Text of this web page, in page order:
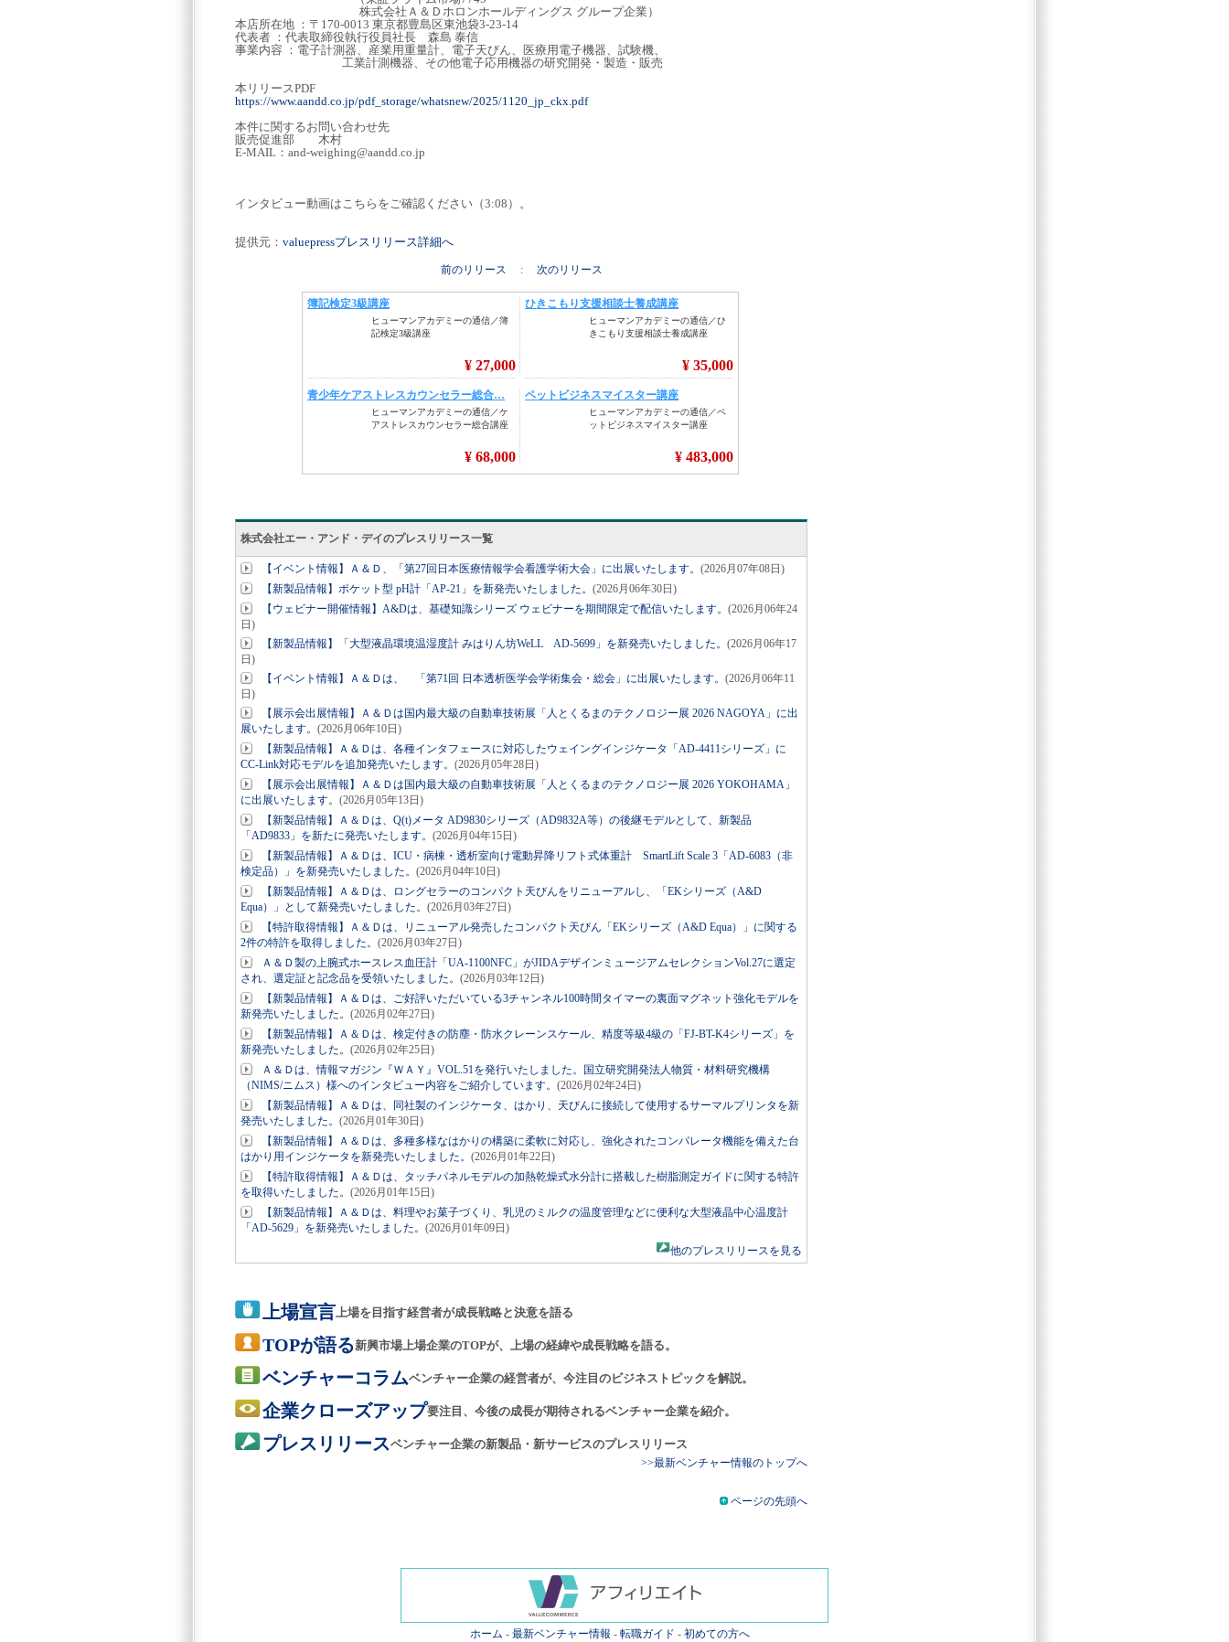
株式会社Ａ＆Ｄホロンホールディングス グループ企業）
本店所在地 ：〒170-0013 東京都豊島区東池袋3-23-14
代表者 ：代表取締役執行役員社長 森島 泰信
事業内容 ：電子計測器、産業用重量計、電子天びん、医療用電子機器、試験機、
工業計測機器、その他電子応用機器の研究開発・製造・販売
本リリースPDF
https://www.aandd.co.jp/pdf_storage/whatsnew/2025/1120_jp_ckx.pdf
本件に関するお問い合わせ先
販売促進部 木村
E-MAIL：and-weighing@aandd.co.jp
インタビュー動画はこちらをご確認ください（3:08）。
提供元： valuepressプレスリリース詳細へ
前のリリース : 次のリリース
株式会社エー・アンド・デイのプレスリリース一覧
【イベント情報】Ａ＆Ｄ、「第27回日本医療情報学会看護学術大会」に出展いたします。 (2026月07年08日)
【新製品情報】ポケット型 pH計「AP-21」を新発売いたしました。 (2026月06年30日)
【ウェビナー開催情報】A&Dは、基礎知識シリーズ ウェビナーを期間限定で配信いたします。 (2026月06年24
日)
【新製品情報】「大型液晶環境温湿度計 みはりん坊WeLL AD-5699」を新発売いたしました。 (2026月06年17
日)
【イベント情報】Ａ＆Ｄは、 「第71回 日本透析医学会学術集会・総会」に出展いたします。 (2026月06年11
日)
【展示会出展情報】Ａ＆Ｄは国内最大級の自動車技術展「人とくるまのテクノロジー展 2026 NAGOYA」に出
展いたします。 (2026月06年10日)
【新製品情報】Ａ＆Ｄは、各種インタフェースに対応したウェイングインジケータ「AD-4411シリーズ」に
CC-Link対応モデルを追加発売いたします。 (2026月05年28日)
【展示会出展情報】Ａ＆Ｄは国内最大級の自動車技術展「人とくるまのテクノロジー展 2026 YOKOHAMA」
に出展いたします。 (2026月05年13日)
【新製品情報】Ａ＆Ｄは、Q(t)メータ AD9830シリーズ（AD9832A等）の後継モデルとして、新製品
「AD9833」を新たに発売いたします。 (2026月04年15日)
【新製品情報】Ａ＆Ｄは、ICU・病棟・透析室向け電動昇降リフト式体重計 SmartLift Scale 3「AD-6083（非
検定品）」を新発売いたしました。 (2026月04年10日)
【新製品情報】Ａ＆Ｄは、ロングセラーのコンパクト天びんをリニューアルし、「EKシリーズ（A&D
Equa）」として新発売いたしました。 (2026月03年27日)
【特許取得情報】Ａ＆Ｄは、リニューアル発売したコンパクト天びん「EKシリーズ（A&D Equa）」に関する
2件の特許を取得しました。 (2026月03年27日)
Ａ＆Ｄ製の上腕式ホースレス血圧計「UA-1100NFC」がJIDAデザインミュージアムセレクションVol.27に選定
され、選定証と記念品を受領いたしました。 (2026月03年12日)
【新製品情報】Ａ＆Ｄは、ご好評いただいている3チャンネル100時間タイマーの裏面マグネット強化モデルを
新発売いたしました。 (2026月02年27日)
【新製品情報】Ａ＆Ｄは、検定付きの防塵・防水クレーンスケール、精度等級4級の「FJ-BT-K4シリーズ」を
新発売いたしました。 (2026月02年25日)
Ａ＆Ｄは、情報マガジン『ＷＡＹ』VOL.51を発行いたしました。国立研究開発法人物質・材料研究機構
（NIMS/ニムス）様へのインタビュー内容をご紹介しています。 (2026月02年24日)
【新製品情報】Ａ＆Ｄは、同社製のインジケータ、はかり、天びんに接続して使用するサーマルプリンタを新
発売いたしました。 (2026月01年30日)
【新製品情報】Ａ＆Ｄは、多種多様なはかりの構築に柔軟に対応し、強化されたコンパレータ機能を備えた台
はかり用インジケータを新発売いたしました。 (2026月01年22日)
【特許取得情報】Ａ＆Ｄは、タッチパネルモデルの加熱乾燥式水分計に搭載した樹脂測定ガイドに関する特許
を取得いたしました。 (2026月01年15日)
【新製品情報】Ａ＆Ｄは、料理やお菓子づくり、乳児のミルクの温度管理などに便利な大型液晶中心温度計
「AD-5629」を新発売いたしました。 (2026月01年09日)
他のプレスリリースを見る
上場宣言上場を目指す経営者が成長戦略と決意を語る
TOPが語る新興市場上場企業のTOPが、上場の経緯や成長戦略を語る。
ベンチャーコラムベンチャー企業の経営者が、今注目のビジネストピックを解説。
企業クローズアップ要注目、今後の成長が期待されるベンチャー企業を紹介。
プレスリリースベンチャー企業の新製品・新サービスのプレスリリース
>>最新ベンチャー情報のトップへ
ページの先頭へ
ホーム - 最新ベンチャー情報 - 転職ガイド - 初めての方へ